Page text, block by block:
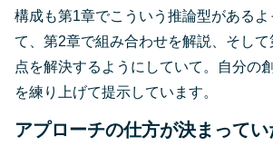
構成も第1章でこういう推論型がある
て、第2章で組み合わせを解説、そし
点を解決するようにしていて。自分の
を練り上げて提示しています。
アプローチの仕方が決まって